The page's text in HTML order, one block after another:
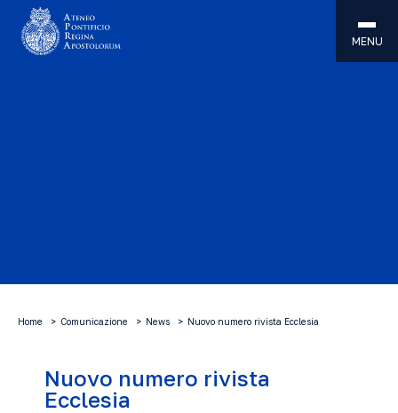
MENU
Home Comunicazione News Nuovo numero rivista Ecclesia
Nuovo numero rivista
Ecclesia